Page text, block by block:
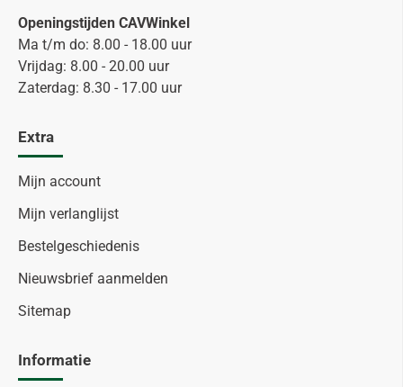
Openingstijden CAVWinkel
Ma t/m do: 8.00 - 18.00 uur
Vrijdag: 8.00 - 20.00 uur
Zaterdag: 8.30 - 17.00 uur
Extra
Mijn account
Mijn verlanglijst
Bestelgeschiedenis
Nieuwsbrief aanmelden
Sitemap
Informatie